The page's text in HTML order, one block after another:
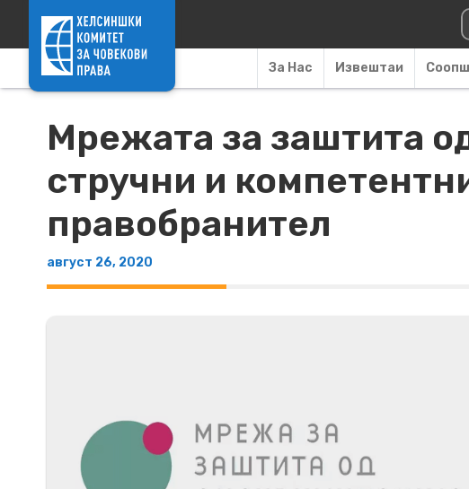
За Нас Извештаи
Мрежата за заштита
стручни и
правобранител
август 26, 2020